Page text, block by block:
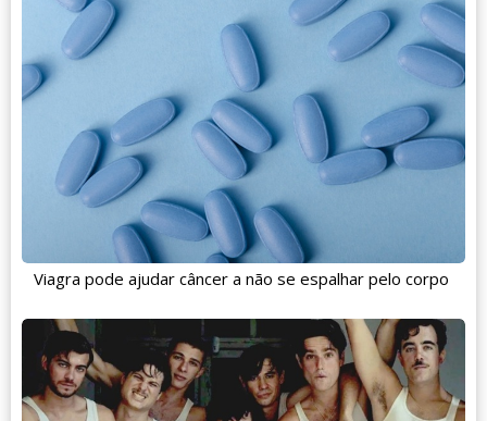
Viagra pode ajudar câncer a não se espalhar pelo corpo